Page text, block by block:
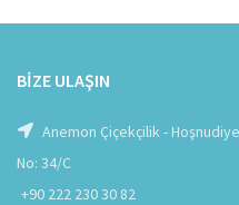
BIZE ULAŞIN
Anemon Çiçekçilik - Hoşnudiye
No: 34/C
+90 222 230 30 82